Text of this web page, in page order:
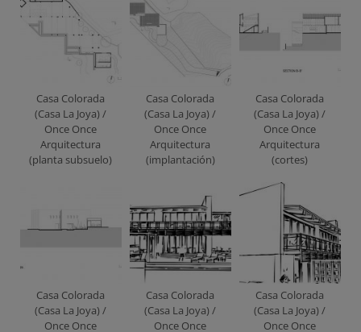
Casa Colorada
(Casa La Joya) /
Once Once
Arquitectura
(planta subsuelo)
Casa Colorada
(Casa La Joya) /
Once Once
Arquitectura
(implantación)
Casa Colorada
(Casa La Joya) /
Once Once
Arquitectura
(cortes)
Casa Colorada
(Casa La Joya) /
Once Once
Casa Colorada
(Casa La Joya) /
Once Once
Casa Colorada
(Casa La Joya) /
Once Once